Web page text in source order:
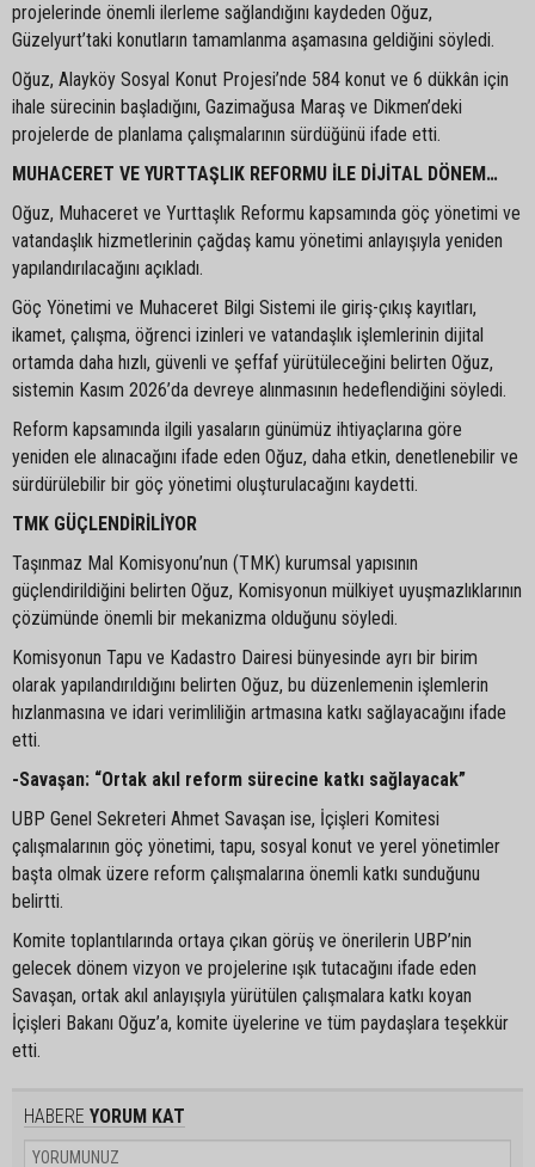
projelerinde önemli ilerleme sağlandığını kaydeden Oğuz,
Güzelyurt’taki konutların tamamlanma aşamasına geldiğini söyledi.
Oğuz, Alayköy Sosyal Konut Projesi’nde 584 konut ve 6 dükkân için
ihale sürecinin başladığını, Gazimağusa Maraş ve Dikmen’deki
projelerde de planlama çalışmalarının sürdüğünü ifade etti.
MUHACERET VE YURTTAŞLIK REFORMU İLE DİJİTAL DÖNEM…
Oğuz, Muhaceret ve Yurttaşlık Reformu kapsamında göç yönetimi ve
vatandaşlık hizmetlerinin çağdaş kamu yönetimi anlayışıyla yeniden
yapılandırılacağını açıkladı.
Göç Yönetimi ve Muhaceret Bilgi Sistemi ile giriş-çıkış kayıtları,
ikamet, çalışma, öğrenci izinleri ve vatandaşlık işlemlerinin dijital
ortamda daha hızlı, güvenli ve şeffaf yürütüleceğini belirten Oğuz,
sistemin Kasım 2026’da devreye alınmasının hedeflendiğini söyledi.
Reform kapsamında ilgili yasaların günümüz ihtiyaçlarına göre
yeniden ele alınacağını ifade eden Oğuz, daha etkin, denetlenebilir ve
sürdürülebilir bir göç yönetimi oluşturulacağını kaydetti.
TMK GÜÇLENDİRİLİYOR
Taşınmaz Mal Komisyonu’nun (TMK) kurumsal yapısının
güçlendirildiğini belirten Oğuz, Komisyonun mülkiyet uyuşmazlıklarının
çözümünde önemli bir mekanizma olduğunu söyledi.
Komisyonun Tapu ve Kadastro Dairesi bünyesinde ayrı bir birim
olarak yapılandırıldığını belirten Oğuz, bu düzenlemenin işlemlerin
hızlanmasına ve idari verimliliğin artmasına katkı sağlayacağını ifade
etti.
-Savaşan: “Ortak akıl reform sürecine katkı sağlayacak”
UBP Genel Sekreteri Ahmet Savaşan ise, İçişleri Komitesi
çalışmalarının göç yönetimi, tapu, sosyal konut ve yerel yönetimler
başta olmak üzere reform çalışmalarına önemli katkı sunduğunu
belirtti.
Komite toplantılarında ortaya çıkan görüş ve önerilerin UBP’nin
gelecek dönem vizyon ve projelerine ışık tutacağını ifade eden
Savaşan, ortak akıl anlayışıyla yürütülen çalışmalara katkı koyan
İçişleri Bakanı Oğuz’a, komite üyelerine ve tüm paydaşlara teşekkür
etti.
HABERE YORUM KAT